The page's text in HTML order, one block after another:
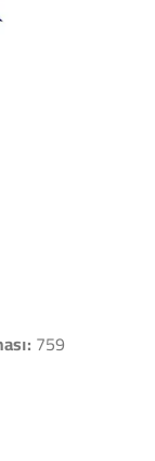
759